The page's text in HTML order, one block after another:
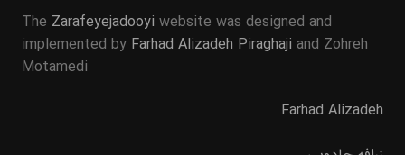
The Zarafeyejadooyi website was designed and
implemented by Farhad Alizadeh Piraghaji and Zohreh
Motamedi
Farhad Alizadeh